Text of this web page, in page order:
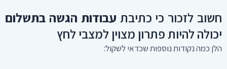
חשוב לזכור כי כתיבת עבודות הגשה בתשלום
יכולה להיות פתרון מצוין למצבי לחץ
הלן כמה נקודות נוספות שכדאי לשקול: